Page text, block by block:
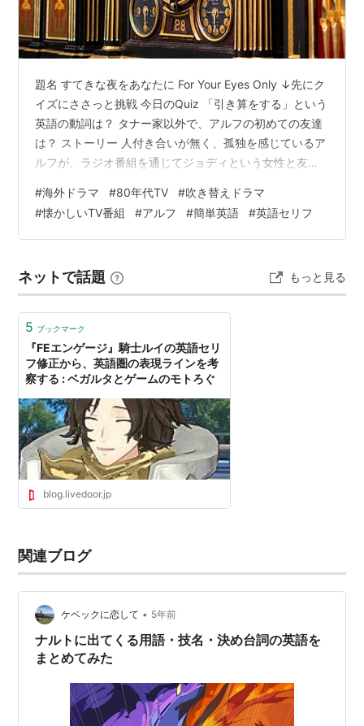
題名 すてきな夜をあなたに For Your Eyes Only ↓先にク
イズにささっと挑戦 今日のQuiz 「引き算をする」という
英語の動詞は？ タナー家以外で、アルフの初めての友達
は？ ストーリー 人付き合いが無く、孤独を感じているア
ルフが、ラジオ番組を通じてジョディという女性と友達
いたいけどエイリアンの身では無理…。リンがこっそり
助け舟を出します。 登場人物 アルフ・・・メルマック星
から避難してきた毛もじゃのエイリアン ♠︎ウィリー・・・
ト・・・タナー家のお母さん 家の中でもおしゃれ…
#海外ドラマ #80年代TV #吹き替えドラマ
#懐かしいTV番組 #アルフ #簡単英語 #英語セリフ
ネットで話題 もっと見る
5 ブックマーク
『FEエンゲージ』騎士ルイの英語セリ
フ修正から、英語圏の表現ラインを考
察する : ベガルタとゲームのモトろぐ
blog.livedoor.jp
関連ブログ
ケベックに恋して • 5年前
ナルトに出てくる用語・技名・決め台詞の英語を
まとめてみた